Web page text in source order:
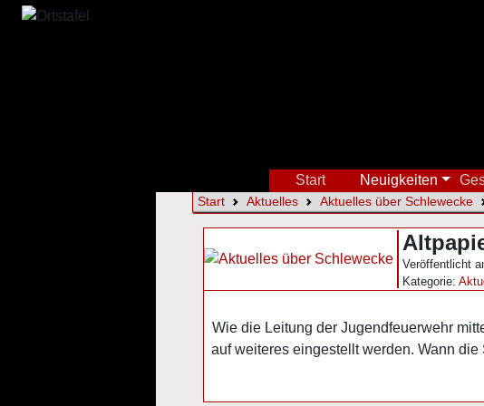
Start Neuigkeiten
Start Aktuelles Aktuelles über Schlewecke
Veröffentlicht
Kategorie:
Wie die Leitung der Jugendfeuerwehr
auf weiteres eingestellt werden. Wann